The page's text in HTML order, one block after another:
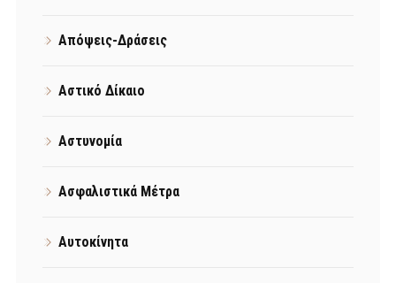
Απόψεις-Δράσεις
Αστικό Δίκαιο
Αστυνομία
Ασφαλιστικά Μέτρα
Αυτοκίνητα